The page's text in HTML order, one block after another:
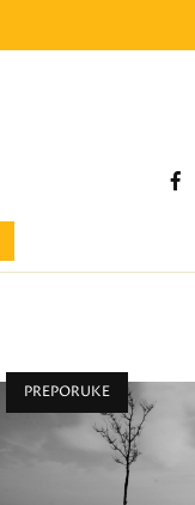
PREPORUKE